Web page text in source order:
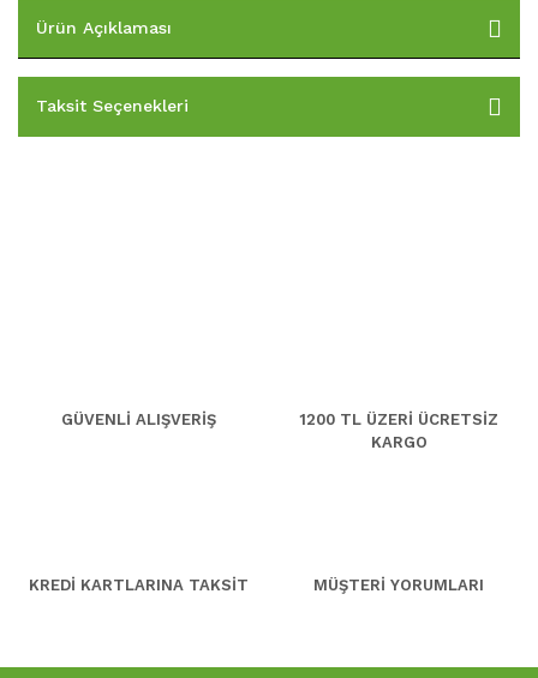
Ürün Açıklaması
Taksit Seçenekleri
GÜVENLİ ALIŞVERİŞ
1200 TL ÜZERİ ÜCRETSİZ
KARGO
KREDİ KARTLARINA TAKSİT MÜŞTERİ YORUMLARI